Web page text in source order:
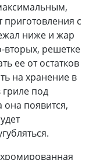
приготовления с
ниже и жар
решетке
ее от остатков
на хранение в
гриле под
появится,